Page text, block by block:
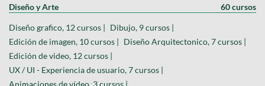
Diseño y Arte 60 cursos
Diseño grafico, 12 cursos | Dibujo, 9 cursos |
Edición de imagen, 10 cursos | Diseño Arquitectonico, 7 cursos |
Edición de video, 12 cursos |
UX / UI - Experiencia de usuario, 7 cursos |
Animaciones de vídeo, 3 cursos |